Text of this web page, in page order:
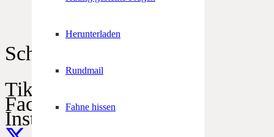
Herunterladen
Rundmail
Fahne hissen
Schützen im Netz
TikTok
Facebook
Instagram